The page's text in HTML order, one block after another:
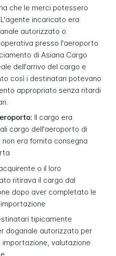
che le merci potessero
incaricato era
autorizzato o
presso l'aeroporto
di Asiana Cargo
dell'arrivo del cargo e
così i destinatari potevano
appropriato senza ritardi
Il cargo era
cargo dell'aeroporto di
era fornita consegna
o il loro
ritirava il cargo dal
dopo aver completato le
tipicamente
doganale autorizzato per
valutazione